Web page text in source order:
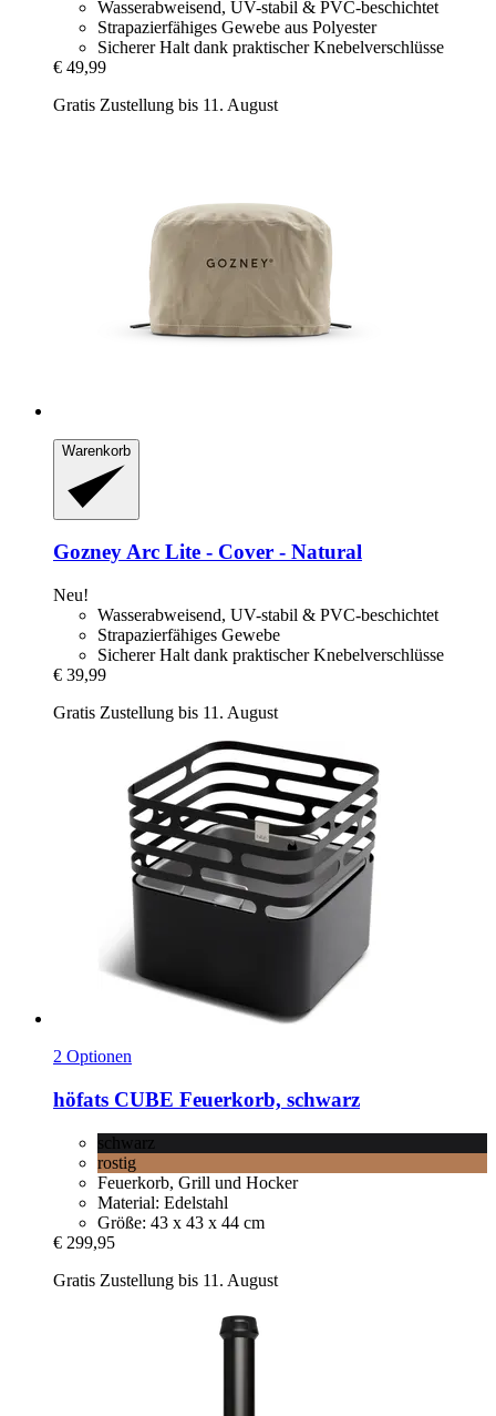
Wasserabweisend, UV-stabil & PVC-beschichtet
Strapazierfähiges Gewebe aus Polyester
Sicherer Halt dank praktischer Knebelverschlüsse
€ 49,99
Gratis Zustellung bis 11. August
Warenkorb
GozneyArc Lite -​ Cover -​ Natural
Neu!
Wasserabweisend, UV-stabil & PVC-beschichtet
Strapazierfähiges Gewebe
Sicherer Halt dank praktischer Knebelverschlüsse
€ 39,99
Gratis Zustellung bis 11. August
2 Optionen
höfats CUBE Feuerkorb, schwarz
schwarz
rostig
Feuerkorb, Grill und Hocker
Material: Edelstahl
Größe: 43 x 43 x 44 cm
€ 299,95
Gratis Zustellung bis 11. August